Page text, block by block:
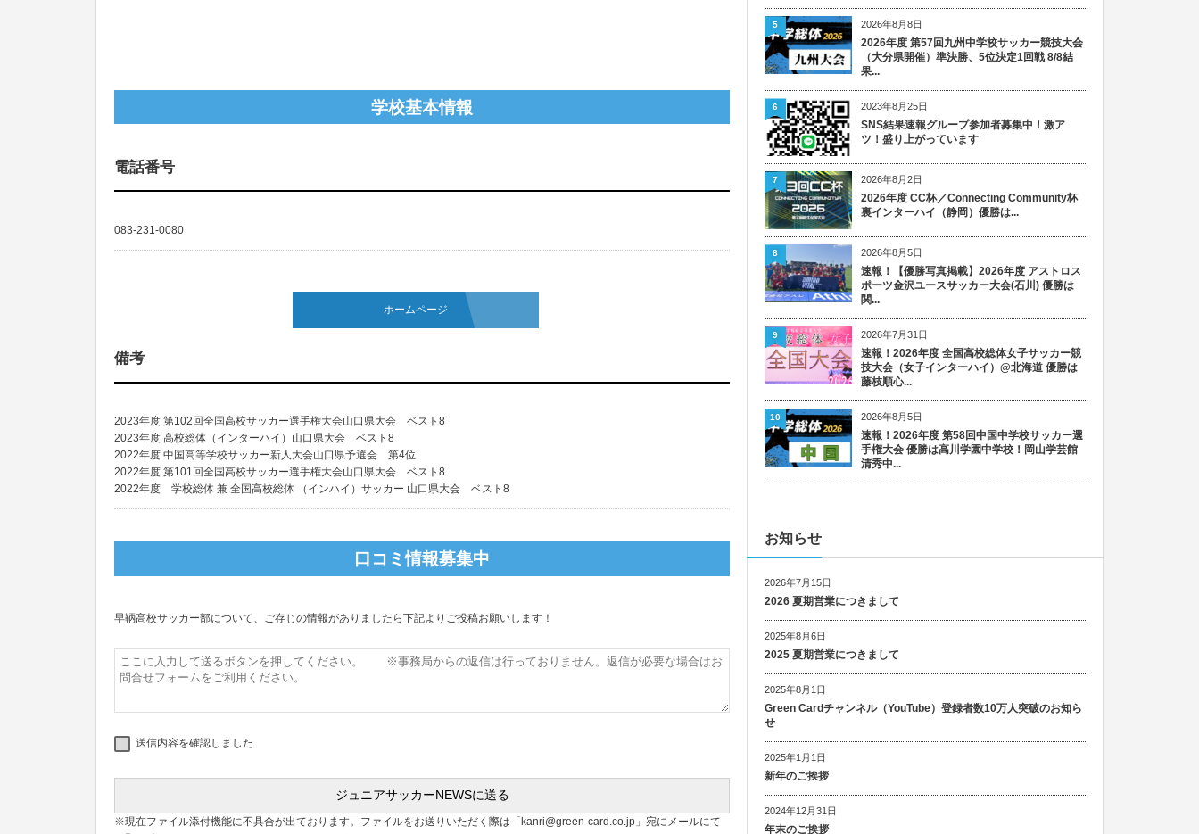
学校基本情報
電話番号
083-231-0080
ホームページ
備考
2023年度 第102回全国高校サッカー選手権大会山口県大会 ベスト8
2023年度 高校総体（インターハイ）山口県大会 ベスト8
2022年度 中国高等学校サッカー新人大会山口県予選会 第4位
2022年度 第101回全国高校サッカー選手権大会山口県大会 ベスト8
2022年度 学校総体 兼 全国高校総体 （インハイ）サッカー 山口県大会 ベスト8
口コミ情報募集中
早鞆高校サッカー部について、ご存じの情報がありましたら下記よりご投稿お願いします！
送信内容を確認しました
※現在ファイル添付機能に不具合が出ております。ファイルをお送りいただく際は「 kanri@green-card.co.jp 」宛にメールにて
2026年8月8日
2026年度 第57回九州中学校サッカー競技大会
（大分県開催）準決勝、5位決定1回戦 8/8結
果...
5
2023年8月25日
SNS結果速報グループ参加者募集中！激ア
ツ！盛り上がっています
6
2026年8月2日
2026年度 CC杯／Connecting Community杯
裏インターハイ（静岡）優勝は...
7
2026年8月5日
速報！【優勝写真掲載】2026年度 アストロス
ポーツ金沢ユースサッカー大会(石川) 優勝は
関...
8
2026年7月31日
速報！2026年度 全国高校総体女子サッカー競
技大会（女子インターハイ）@北海道 優勝は
藤枝順心...
9
2026年8月5日
速報！2026年度 第58回中国中学校サッカー選
手権大会 優勝は高川学園中学校！岡山学芸館
清秀中...
10
お知らせ
2026年7月15日
2026 夏期営業につきまして
2025年8月6日
2025 夏期営業につきまして
2025年8月1日
Green Cardチャンネル（YouTube）登録者数10万人突破のお知ら
せ
2025年1月1日
新年のご挨拶
2024年12月31日
年末のご挨拶